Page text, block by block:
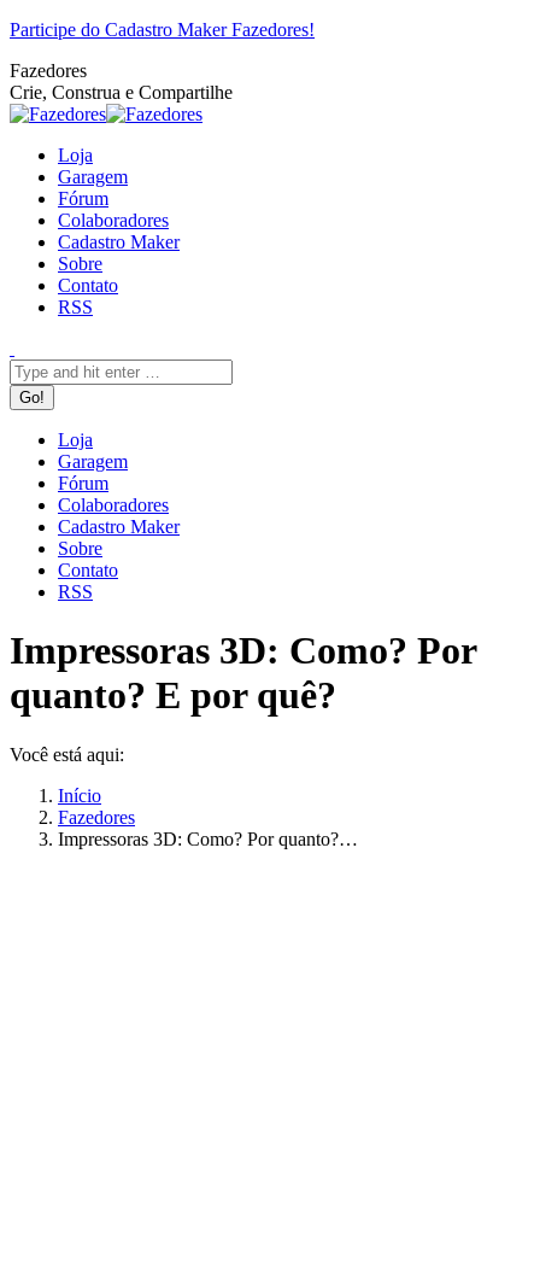
Pular
o
conteúdo
Facebook
Twitter
Google+
YouTube
Website
Rss
Participe do Cadastro Maker Fazedores!
Fazedores
Crie, Construa e Compartilhe
Loja
Garagem
Fórum
Colaboradores
Cadastro Maker
Sobre
Contato
RSS
Loja
Garagem
Fórum
Colaboradores
Cadastro Maker
Sobre
Contato
RSS
Impressoras 3D: Como? Por
quanto? E por quê?
Você está aqui:
Início
Fazedores
Impressoras 3D: Como? Por quanto?…